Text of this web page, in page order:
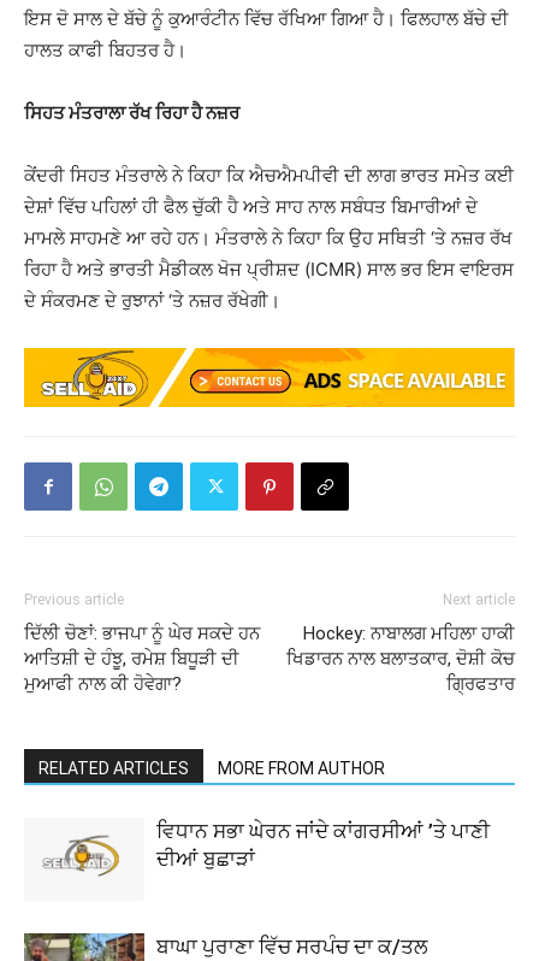
ਇਸ ਦੋ ਸਾਲ ਦੇ ਬੱਚੇ ਨੂੰ ਕੁਆਰੰਟੀਨ ਵਿੱਚ ਰੱਖਿਆ ਗਿਆ ਹੈ। ਫਿਲਹਾਲ ਬੱਚੇ ਦੀ
ਹਾਲਤ ਕਾਫੀ ਬਿਹਤਰ ਹੈ।
ਸਿਹਤ ਮੰਤਰਾਲਾ ਰੱਖ ਰਿਹਾ ਹੈ ਨਜ਼ਰ
ਕੇਂਦਰੀ ਸਿਹਤ ਮੰਤਰਾਲੇ ਨੇ ਕਿਹਾ ਕਿ ਐਚਐਮਪੀਵੀ ਦੀ ਲਾਗ ਭਾਰਤ ਸਮੇਤ ਕਈ
ਦੇਸ਼ਾਂ ਵਿੱਚ ਪਹਿਲਾਂ ਹੀ ਫੈਲ ਚੁੱਕੀ ਹੈ ਅਤੇ ਸਾਹ ਨਾਲ ਸਬੰਧਤ ਬਿਮਾਰੀਆਂ ਦੇ
ਮਾਮਲੇ ਸਾਹਮਣੇ ਆ ਰਹੇ ਹਨ। ਮੰਤਰਾਲੇ ਨੇ ਕਿਹਾ ਕਿ ਉਹ ਸਥਿਤੀ ‘ਤੇ ਨਜ਼ਰ ਰੱਖ
ਰਿਹਾ ਹੈ ਅਤੇ ਭਾਰਤੀ ਮੈਡੀਕਲ ਖੋਜ ਪ੍ਰੀਸ਼ਦ (ICMR) ਸਾਲ ਭਰ ਇਸ ਵਾਇਰਸ
ਦੇ ਸੰਕਰਮਣ ਦੇ ਰੁਝਾਨਾਂ ‘ਤੇ ਨਜ਼ਰ ਰੱਖੇਗੀ।
Previous article
ਦਿੱਲੀ ਚੋਣਾਂ: ਭਾਜਪਾ ਨੂੰ ਘੇਰ ਸਕਦੇ ਹਨ
ਆਤਿਸ਼ੀ ਦੇ ਹੰਝੂ, ਰਮੇਸ਼ ਬਿਧੂੜੀ ਦੀ
ਮੁਆਫੀ ਨਾਲ ਕੀ ਹੋਵੇਗਾ?
Next article
Hockey: ਨਾਬਾਲਗ ਮਹਿਲਾ ਹਾਕੀ
ਖਿਡਾਰਨ ਨਾਲ ਬਲਾਤਕਾਰ, ਦੋਸ਼ੀ ਕੋਚ
ਗ੍ਰਿਫਤਾਰ
RELATED ARTICLES MORE FROM AUTHOR
ਵਿਧਾਨ ਸਭਾ ਘੇਰਨ ਜਾਂਦੇ ਕਾਂਗਰਸੀਆਂ ’ਤੇ ਪਾਣੀ
ਦੀਆਂ ਬੁਛਾੜਾਂ
ਬਾਘਾ ਪੁਰਾਣਾ ਵਿੱਚ ਸਰਪੰਚ ਦਾ ਕ/ਤਲ